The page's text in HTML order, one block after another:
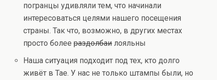
погранцы удивляли тем, что начинали
интересоваться целями нашего посещения
страны. Так что, возможно, в других местах
просто болеераздолбаилояльны
Наша ситуация подходит под тех, кто долго
живёт в Тае. У нас не только штампы были, но